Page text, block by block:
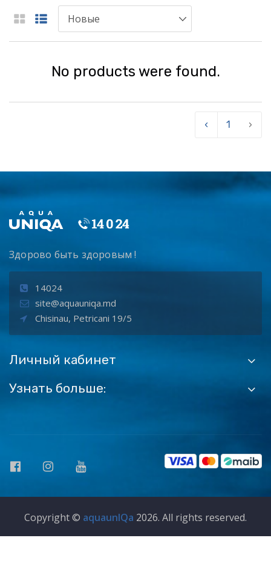
No products were found.
‹ 1 ›
Здорово быть здоровым !
14024
site@aquauniqa.md
Chisinau, Petricani 19/5
Личный кабинет
Узнать больше:
Copyright © aquaunIQa 2026. All rights reserved.